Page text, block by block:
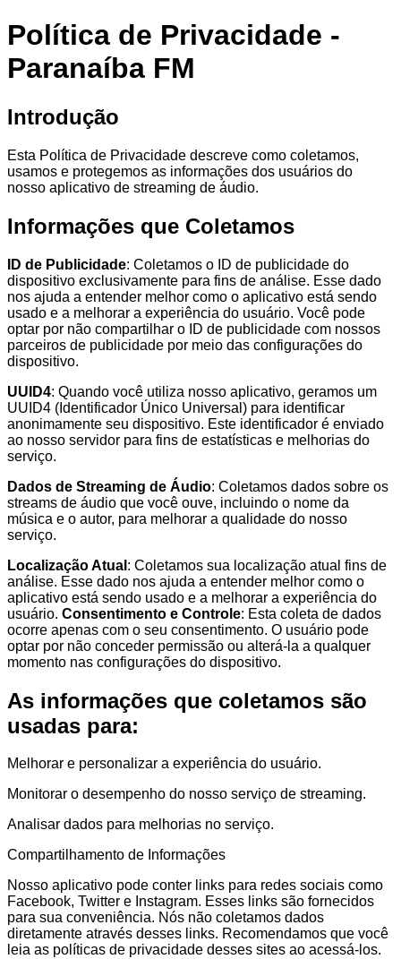
Política de Privacidade -
Paranaíba FM
Introdução
Esta Política de Privacidade descreve como coletamos,
usamos e protegemos as informações dos usuários do
nosso aplicativo de streaming de áudio.
Informações que Coletamos
ID de Publicidade: Coletamos o ID de publicidade do
dispositivo exclusivamente para fins de análise. Esse dado
nos ajuda a entender melhor como o aplicativo está sendo
usado e a melhorar a experiência do usuário. Você pode
optar por não compartilhar o ID de publicidade com nossos
parceiros de publicidade por meio das configurações do
dispositivo.
UUID4: Quando você utiliza nosso aplicativo, geramos um
UUID4 (Identificador Único Universal) para identificar
anonimamente seu dispositivo. Este identificador é enviado
ao nosso servidor para fins de estatísticas e melhorias do
serviço.
Dados de Streaming de Áudio: Coletamos dados sobre os
streams de áudio que você ouve, incluindo o nome da
música e o autor, para melhorar a qualidade do nosso
serviço.
Localização Atual : Coletamos sua localização atual fins de
análise. Esse dado nos ajuda a entender melhor como o
aplicativo está sendo usado e a melhorar a experiência do
usuário. Consentimento e Controle: Esta coleta de dados
ocorre apenas com o seu consentimento. O usuário pode
optar por não conceder permissão ou alterá-la a qualquer
momento nas configurações do dispositivo.
As informações que coletamos são
usadas para:
Melhorar e personalizar a experiência do usuário.
Monitorar o desempenho do nosso serviço de streaming.
Analisar dados para melhorias no serviço.
Compartilhamento de Informações
Nosso aplicativo pode conter links para redes sociais como
Facebook, Twitter e Instagram. Esses links são fornecidos
para sua conveniência. Nós não coletamos dados
diretamente através desses links. Recomendamos que você
leia as políticas de privacidade desses sites ao acessá-los.